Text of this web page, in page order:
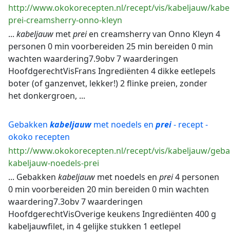
http://www.okokorecepten.nl/recept/vis/kabeljauw/
prei-creamsherry-onno-kleyn
... kabeljauw metpreien creamsherry van Onno Kleyn 4
personen 0 min voorbereiden 25 min bereiden 0 min
wachten waardering7.9obv 7 waarderingen
HoofdgerechtVisFrans Ingrediënten 4 dikke eetlepels
boter (of ganzenvet, lekker!) 2 flinke preien, zonder
het donkergroen, ...
Gebakken kabeljauwmet noedels en prei- recept -
okoko recepten
http://www.okokorecepten.nl/recept/vis/kabeljauw/
kabeljauw-noedels-prei
... Gebakken kabeljauw met noedels en prei4 personen
0 min voorbereiden 20 min bereiden 0 min wachten
waardering7.3obv 7 waarderingen
HoofdgerechtVisOverige keukens Ingrediënten 400 g
kabeljauwfilet, in 4 gelijke stukken 1 eetlepel